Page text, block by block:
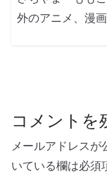
外のアニメ、漫
コメントを
メールアドレスが
いている欄は必須